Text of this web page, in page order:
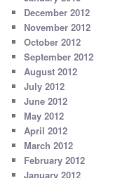
December 2012
November 2012
October 2012
September 2012
August 2012
July 2012
June 2012
May 2012
April 2012
March 2012
February 2012
January 2012